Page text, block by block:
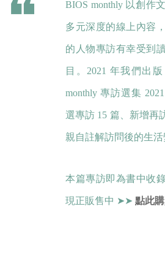
BIOS monthly 以創作
多元深度的線上內容
的人物專訪有幸受到
目。2021 年我們出
monthly 專訪選集
選專訪 15 篇、新增再
親自註解訪問後的生活
本篇專訪即為書中收
現正販售中 ➤➤ 點此